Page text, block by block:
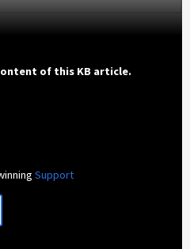
of this KB article.
Support